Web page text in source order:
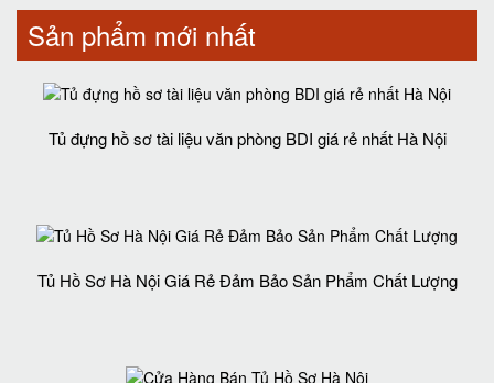
Sản phẩm mới nhất
Tủ đựng hồ sơ tài liệu văn phòng BDI giá rẻ nhất Hà Nội
Tủ Hồ Sơ Hà Nội Giá Rẻ Đảm Bảo Sản Phẩm Chất Lượng‎